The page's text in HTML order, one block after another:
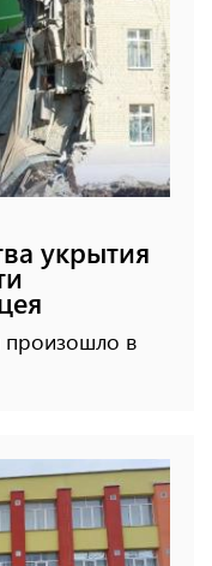
укрытия
произошло в